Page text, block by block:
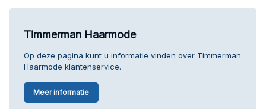
Timmerman Haarmode
Op deze pagina kunt u informatie vinden over Timmerman
Haarmode klantenservice.
Meer informatie